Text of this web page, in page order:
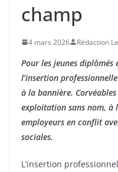
champ
4 mars 2026 Rédaction
Pour les jeunes
l’insertion
à la bannière.
exploitation sans nom, à
employeurs en conflit
sociales.
L’insertion